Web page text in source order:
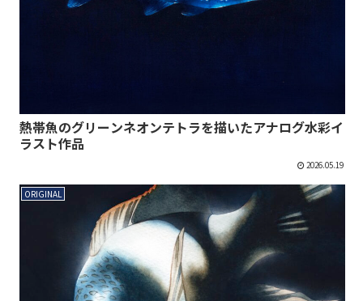
熱帯魚のグリーンネオンテトラを描いたアナログ水彩イ
ラスト作品
2026.05.19
ORIGINAL